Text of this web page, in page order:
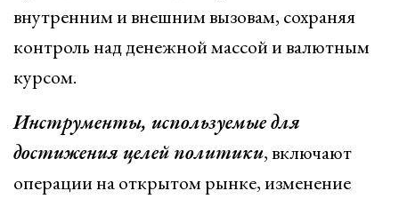
внутренним и внешним вызовам, сохраняя
контроль над денежной массой и валютным
курсом.
Инструменты, используемые для
достижения целей политики, включают
операции на открытом рынке, изменение